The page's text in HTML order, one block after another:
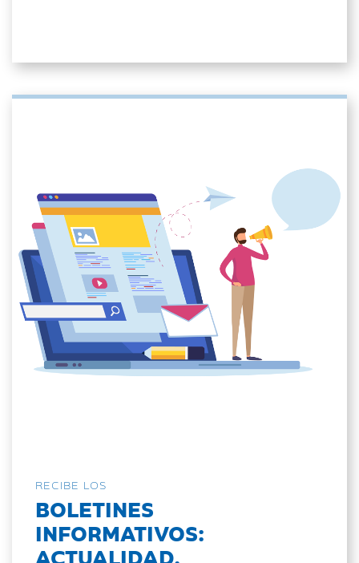
RECIBE LOS
BOLETINES
INFORMATIVOS:
ACTUALIDAD,